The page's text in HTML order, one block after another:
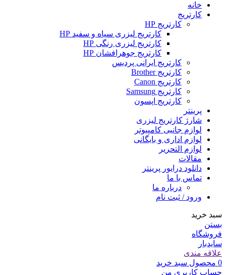
خانه
کارتریج
کارتریج HP
کارتریج لیزری سیاه و سفید HP
کارتریج لیزری رنگی HP
کارتریج جوهرافشان HP
کارتریج ایرانی پردیس
کارتریج Brother
کارتریج Canon
کارتریج Samsung
کارتریج اپسون
پرینتر
شارژ کارتریج لیزری
لوازم جانبی کامپیوتر
لوازم اداری و بایگانی
لوازم التحریر
مقالات
دانلود درایور پرینتر
تماس با ما
درباره ما
ورود / ثبت نام
سبد خرید
بستن
فروشگاه
سایدبار
علاقه مندی
0 محصول سبد خرید
حساب کاربری من